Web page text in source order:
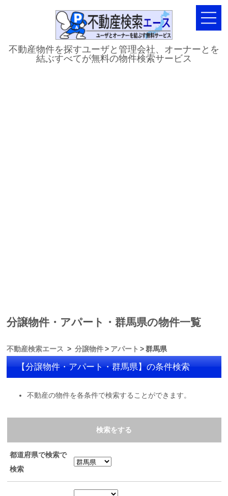
不動産物件を探すユーザと管理会社、オーナーとを
結ぶすべてが無料の物件検索サービス
分譲物件・アパート・群馬県の物件一覧
不動産検索エース 分譲物件 アパート 群馬県
【分譲物件・アパート・群馬県】の条件検索
不動産の物件を各条件で検索することができます。
検索をする
都道府県で検索で
検索